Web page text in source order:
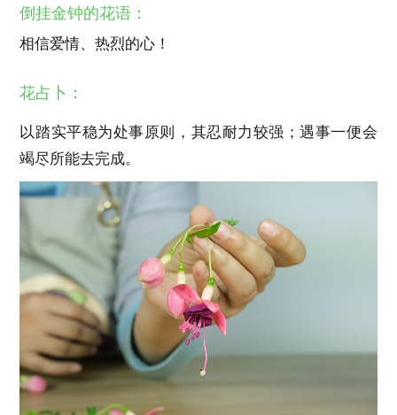
倒挂金钟的花语：
相信爱情、热烈的心！
花占卜：
以踏实平稳为处事原则，其忍耐力较强；遇事一便会
竭尽所能去完成。